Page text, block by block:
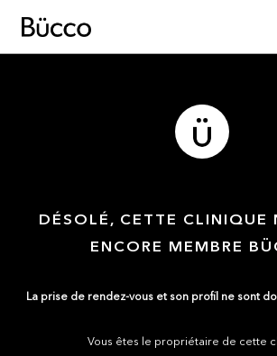
DÉSOLÉ, CETTE CLINIQUE
ENCORE MEMBRE
La prise de rendez-vous et son profil ne sont
Vous êtes le propriétaire de cette